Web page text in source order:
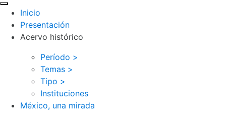
Inicio
Presentación
Acervo histórico
Período >
Temas >
Tipo >
Instituciones
México, una mirada